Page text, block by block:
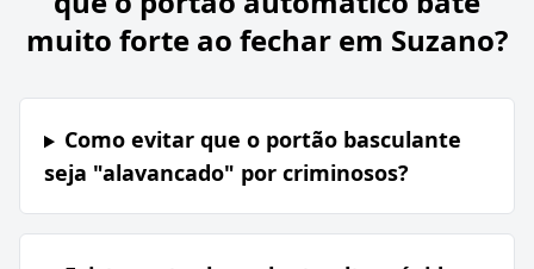
muito forte ao fechar em Suzano?
Como evitar que o portão basculante
seja "alavancado" por criminosos?